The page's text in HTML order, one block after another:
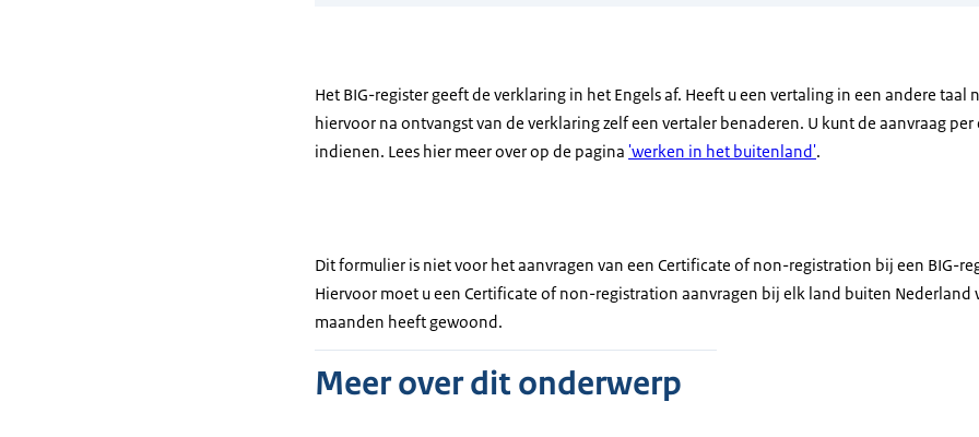
Het BIG-register geeft de verklaring in het Engels af. Heeft u een vertaling in een andere taal
hiervoor na ontvangst van de verklaring zelf een vertaler benaderen. U kunt de aanvraag
indienen. Lees hier meer over op de pagina 'werken in het buitenland'.
Dit formulier is niet voor het aanvragen van een Certificate of non-registration bij een BIG-
Hiervoor moet u een Certificate of non-registration aanvragen bij elk land buiten Nederland
maanden heeft gewoond.
Meer over dit onderwerp